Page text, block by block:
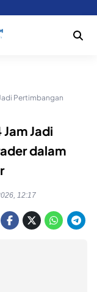
Pertimbangan
Jadi
dalam
12:17